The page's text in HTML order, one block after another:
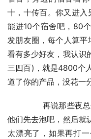
十，十传百。你又进
能进10个宿舍吧，80
发朋友圈，每个人算
看有多少好友，我认识
三四百)，就是4800个
道了你的产品，没花一
他们先去泡吧，然后就
太漂亮了，如果再打